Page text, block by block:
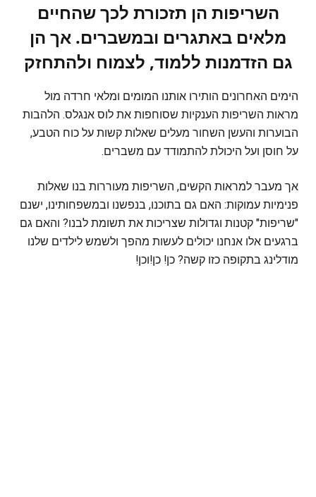
השריפות הן תזכורת לכך שהחיים
מלאים באתגרים ובמשברים. אך הן
גם הזדמנות ללמוד, לצמוח ולהתחזק
הימים האחרונים הותירו אותנו המומים ומלאי חרדה מול
מראות השריפות הענקיות שסוחפות את לוס אנגלס. הלהבות
הבוערות והעשן השחור מעלים שאלות קשות על כוח הטבע,
על חוסן ועל היכולת להתמודד עם משברים.
אך מעבר למראות הקשים, השריפות מעוררות בנו שאלות
פנימיות עמוקות: האם גם בתוכנו, בנפשנו ובמשפחותינו, ישנם
"שריפות" קטנות וגדולות שצריכות את תשומת לבנו? והאם גם
ברגעים אלו אנחנו יכולים לעשות מהפך ולשמש לילדים שלנו
מודלינג בתקופה כזו קשה? כן! כן!וכן!